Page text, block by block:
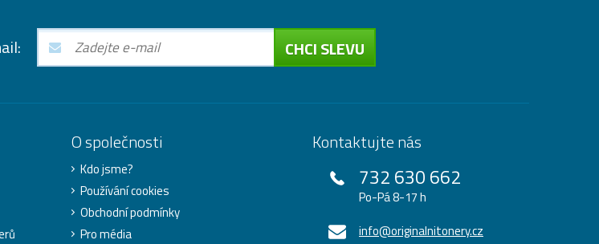
CHCI SLEVU
O společnosti
Kdo jsme?
Používání cookies
Obchodní podmínky
Pro média
Kontaktujte nás
732 630 662
Po-Pá 8-17 h
info@originalnitonery.cz